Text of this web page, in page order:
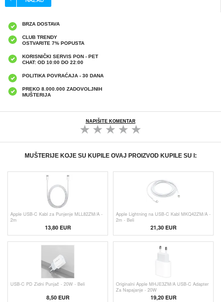
BRZA DOSTAVA
CLUB TRENDY
OSTVARITE 7% POPUSTA
KORISNIČKI SERVIS PON - PET
CHAT: OD 10:00 DO 22:00
POLITIKA POVRAĆAJA - 30 DANA
PREKO 8.000.000 ZADOVOLJNIH
MUŠTERIJA
NAPIŠITE KOMENTAR
MUŠTERIJE KOJE SU KUPILE OVAJ PROIZVOD KUPILE SU I:
Apple USB-C Kabl za Punjenje MLL82ZM/A -
2m
13,80EUR
Apple Lightning na USB-C Kabl MKQ42ZM/A -
2m - Beli
21,30 EUR
USB-C PD Zidni Punjač - 20W - Beli
8,50 EUR
Originalni Apple MHJE3ZM/A USB-C Adapter
Za Napajanje - 20W
19,20EUR